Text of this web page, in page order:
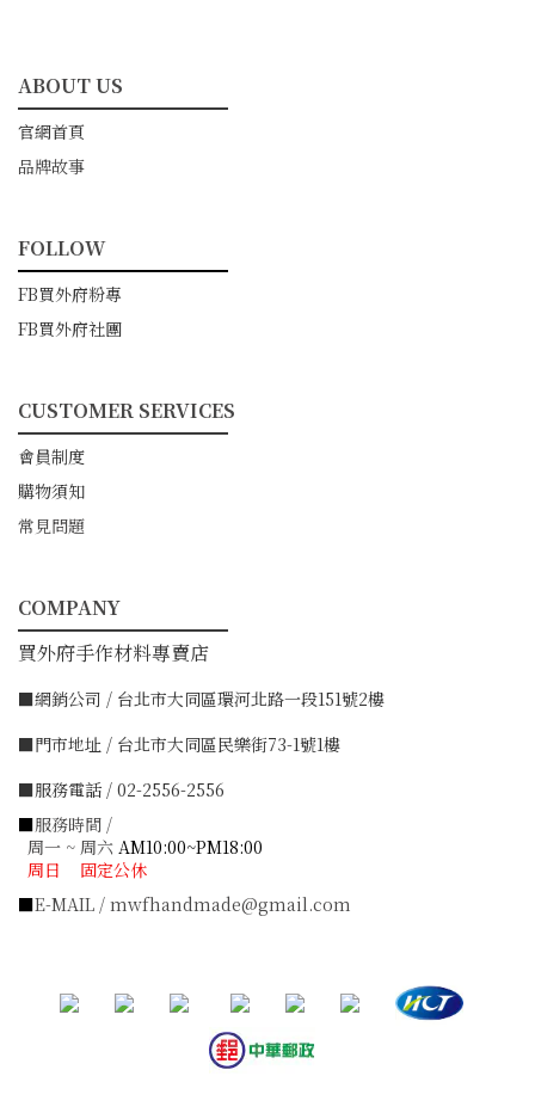
ABOUT US
━━━━━━━━━━━
官網首頁
品牌故事
FOLLOW
━━━━━━━━━━━
FB買外府粉專
FB買外府社團
CUSTOMER SERVICES
━━━━━━━━━━━
會員制度
購物須知
常見問題
COMPANY
━━━━━━━━━━━
買外府手作材料專賣店
■網銷公司 / 台北市大同區環河北路一段151號2樓
■門市地址 / 台北市大同區民樂街73-1號1樓
■服務電話 / 02-2556-2556
■服務時間 /
周一 ~ 周六 AM10:00~PM18:00
周日 固定公休
■E-MAIL / mwfhandmade@gmail.com